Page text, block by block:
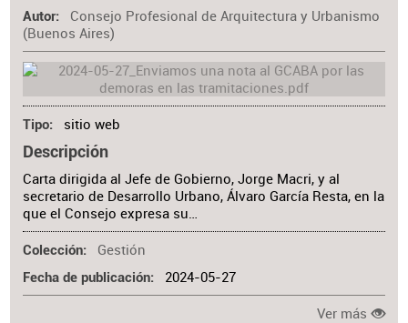
Autor
Consejo Profesional de Arquitectura y Urbanismo
(Buenos Aires)
Tipo sitio web
Descripción
Carta dirigida al Jefe de Gobierno, Jorge Macri, y al
secretario de Desarrollo Urbano, Álvaro García Resta, en la
que el Consejo expresa su…
Colección Gestión
Fecha de publicación 2024-05-27
Ver más